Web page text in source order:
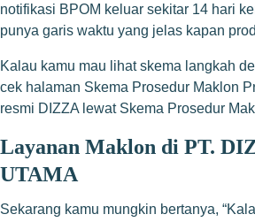
notifikasi BPOM keluar sekitar 14 hari
punya garis waktu yang jelas kapan
Kalau kamu mau lihat skema langkah
cek halaman Skema Prosedur Maklon
resmi DIZZA lewat Skema Prosedur
Layanan Maklon di PT.
UTAMA
Sekarang kamu mungkin bertanya,